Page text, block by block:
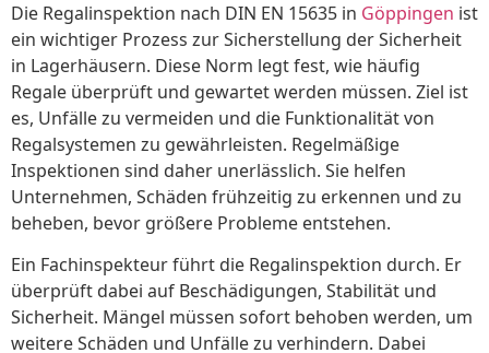
Die Regalinspektion nach DIN EN 15635 in Göppingen ist
ein wichtiger Prozess zur Sicherstellung der Sicherheit
in Lagerhäusern. Diese Norm legt fest, wie häufig
Regale überprüft und gewartet werden müssen. Ziel ist
es, Unfälle zu vermeiden und die Funktionalität von
Regalsystemen zu gewährleisten. Regelmäßige
Inspektionen sind daher unerlässlich. Sie helfen
Unternehmen, Schäden frühzeitig zu erkennen und zu
beheben, bevor größere Probleme entstehen.
Ein Fachinspekteur führt die Regalinspektion durch. Er
überprüft dabei auf Beschädigungen, Stabilität und
Sicherheit. Mängel müssen sofort behoben werden, um
weitere Schäden und Unfälle zu verhindern. Dabei